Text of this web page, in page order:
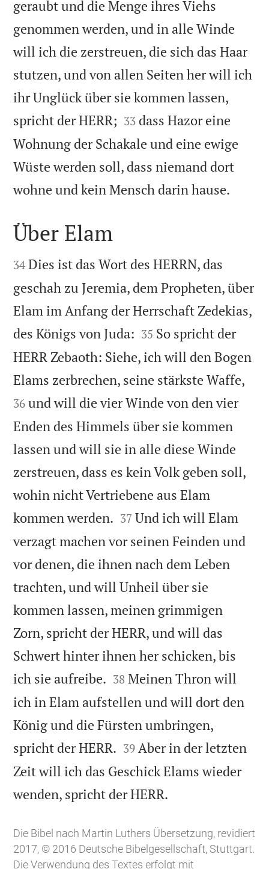
geraubt und die Menge ihres Viehs
genommen werden, und in alle Winde
will ich die zerstreuen, die sich das Haar
stutzen, und von allen Seiten her will ich
ihr Unglück über sie kommen lassen,
spricht der HERR; 

33 dass Hazor eine
Wohnung der Schakale und eine ewige
Wüste werden soll, dass niemand dort
wohne und kein Mensch darin hause.

Über Elam

34 Dies ist das Wort des HERRN, das
geschah zu Jeremia, dem Propheten, über
Elam im Anfang der Herrschaft Zedekias,
des Königs von Juda: 

35 So spricht der
HERR Zebaoth: Siehe, ich will den Bogen
Elams zerbrechen, seine stärkste Waffe,
36 und will die vier Winde von den vier
Enden des Himmels über sie kommen
lassen und will sie in alle diese Winde
zerstreuen, dass es kein Volk geben soll,
wohin nicht Vertriebene aus Elam
kommen werden. 

37 Und ich will Elam
verzagt machen vor seinen Feinden und
vor denen, die ihnen nach dem Leben
trachten, und will Unheil über sie
kommen lassen, meinen grimmigen
Zorn, spricht der HERR, und will das
Schwert hinter ihnen her schicken, bis
ich sie aufreibe. 

38 Meinen Thron will
ich in Elam aufstellen und will dort den
König und die Fürsten umbringen,
spricht der HERR. 

39 Aber in der letzten
Zeit will ich das Geschick Elams wieder
wenden, spricht der HERR.
Die Bibel nach Martin Luthers Übersetzung, revidiert
2017, © 2016 Deutsche Bibelgesellschaft, Stuttgart.
Die Verwendung des Textes erfolgt mit